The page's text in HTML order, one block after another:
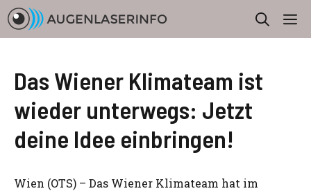
Zum
Inhalt
springen
Das Wiener Klimateam ist
wieder unterwegs: Jetzt
deine Idee einbringen!
Wien (OTS) – Das Wiener Klimateam hat im